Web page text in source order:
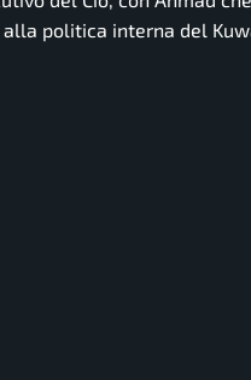
politica interna del